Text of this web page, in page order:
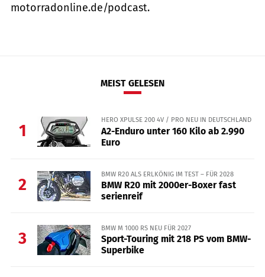
motorradonline.de/podcast.
MEIST GELESEN
1
HERO XPULSE 200 4V / PRO NEU IN DEUTSCHLAND
A2-Enduro unter 160 Kilo ab 2.990
Euro
2
BMW R20 ALS ERLKÖNIG IM TEST – FÜR 2028
BMW R20 mit 2000er-Boxer fast
serienreif
3
BMW M 1000 RS NEU FÜR 2027
Sport-Touring mit 218 PS vom BMW-
Superbike